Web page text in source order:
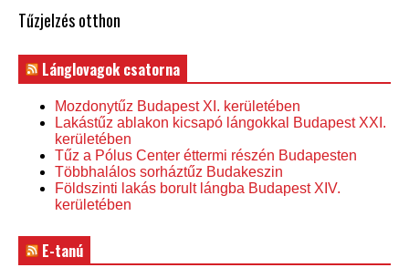
Tűzjelzés otthon
Lánglovagok csatorna
Mozdonytűz Budapest XI. kerületében
Lakástűz ablakon kicsapó lángokkal Budapest XXI.
kerületében
Tűz a Pólus Center éttermi részén Budapesten
Többhalálos sorháztűz Budakeszin
Földszinti lakás borult lángba Budapest XIV.
kerületében
E-tanú